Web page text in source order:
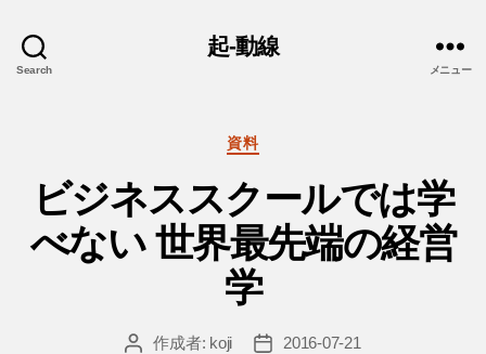
Search
起-動線
メニュー
カ
ゴ
リ
ー
資料
ビジネススクールでは学
べない 世界最先端の経営
学
投
作成者: koji
投
2016-07-21